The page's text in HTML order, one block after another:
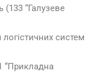
“Галузеве
систем
“Прикладна